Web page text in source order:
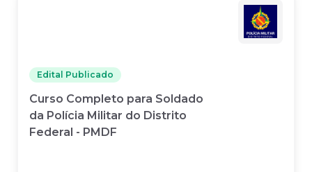
Edital Publicado
Curso Completo para Soldado
da Polícia Militar do Distrito
Federal - PMDF